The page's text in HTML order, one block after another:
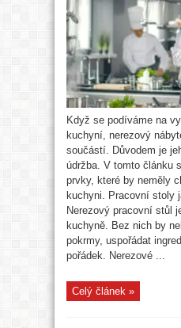
Když se podíváme na
kuchyní, nerezový
součástí. Důvodem je
údržba. V tomto článku
prvky, které by neměly
kuchyni. Pracovní stoly
Nerezový pracovní stůl
kuchyně. Bez nich by
pokrmy, uspořádat
pořádek. Nerezové ...
Celý článek »